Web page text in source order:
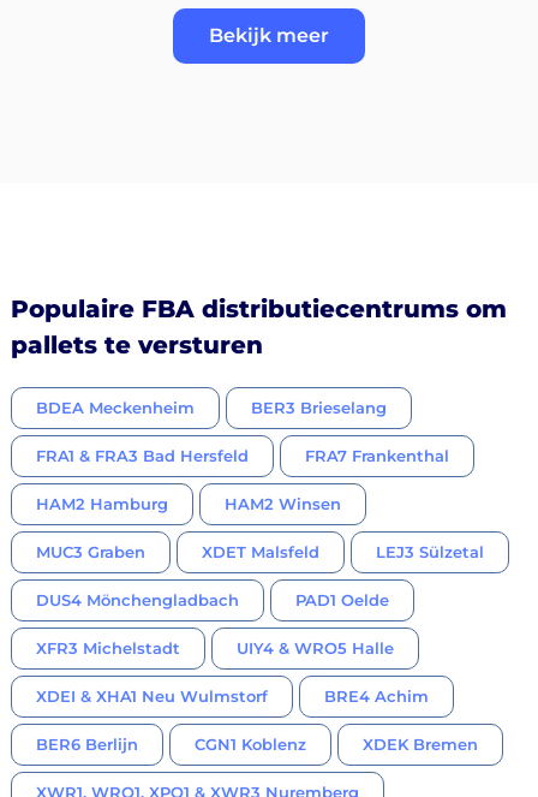
Bekijk meer
Populaire FBA distributiecentrums om
pallets te versturen
BDEA Meckenheim BER3 Brieselang
FRA1 & FRA3 Bad Hersfeld FRA7 Frankenthal
HAM2 Hamburg HAM2 Winsen
MUC3 Graben XDET Malsfeld LEJ3 Sülzetal
DUS4 Mönchengladbach PAD1 Oelde
XFR3 Michelstadt UIY4 & WRO5 Halle
XDEI & XHA1 Neu Wulmstorf BRE4 Achim
BER6 Berlijn CGN1 Koblenz XDEK Bremen
XWR1, WRO1, XPO1 & XWR3 Nuremberg